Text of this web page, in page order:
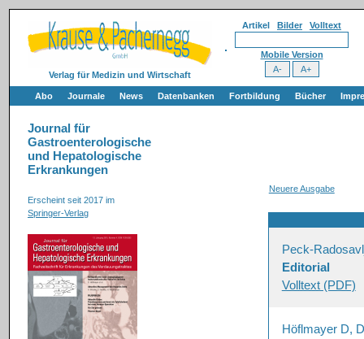
Verlag für Medizin und Wirtschaft
Artikel Bilder Volltext
Mobile Version
Abo Journale News Datenbanken Fortbildung Bücher
Journal für
Gastroenterologische
und Hepatologische
Erkrankungen
Erscheint seit 2017 im
Springer-Verlag
Neuere Ausgabe
Peck-
Editorial
Volltext (PDF)
Höflmayer D,